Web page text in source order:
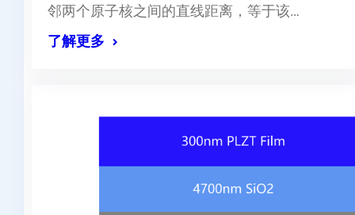
邻两个原子核之间的直线距离，等于该…
了解更多